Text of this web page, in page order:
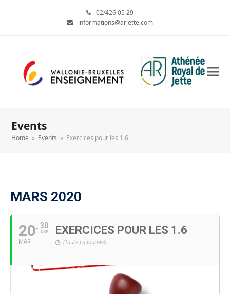
02/426 05 29
informations@arjette.com
Events
Home » Events » Exercices pour les 1.6
MARS 2020
20
MAR
30
SEP EXERCICES POUR LES 1.6
(Toute La Journée)